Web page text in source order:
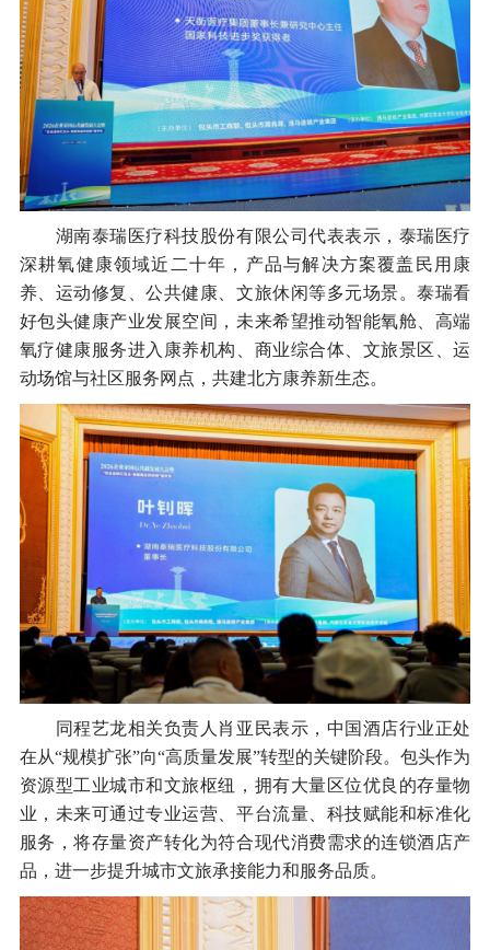
湖南泰瑞医疗科技股份有限公司代表表示，泰瑞医疗
深耕氧健康领域近二十年，产品与解决方案覆盖民用康
养、运动修复、公共健康、文旅休闲等多元场景。泰瑞看
好包头健康产业发展空间，未来希望推动智能氧舱、高端
氧疗健康服务进入康养机构、商业综合体、文旅景区、运
动场馆与社区服务网点，共建北方康养新生态。
同程艺龙相关负责人肖亚民表示，中国酒店行业正处
在从“规模扩张”向“高质量发展”转型的关键阶段。包头作为
资源型工业城市和文旅枢纽，拥有大量区位优良的存量物
业，未来可通过专业运营、平台流量、科技赋能和标准化
服务，将存量资产转化为符合现代消费需求的连锁酒店产
品，进一步提升城市文旅承接能力和服务品质。